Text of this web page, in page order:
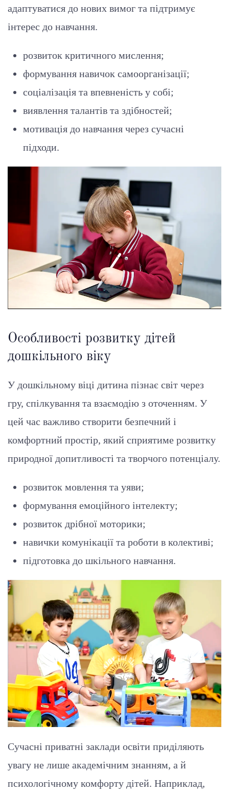
адаптуватися до нових вимог та підтримує
інтерес до навчання.
розвиток критичного мислення;
формування навичок самоорганізації;
соціалізація та впевненість у собі;
виявлення талантів та здібностей;
мотивація до навчання через сучасні
підходи.
Особливості розвитку дітей
дошкільного віку
У дошкільному віці дитина пізнає світ через
гру, спілкування та взаємодію з оточенням. У
цей час важливо створити безпечний і
комфортний простір, який сприятиме розвитку
природної допитливості та творчого потенціалу.
розвиток мовлення та уяви;
формування емоційного інтелекту;
розвиток дрібної моторики;
навички комунікації та роботи в колективі;
підготовка до шкільного навчання.
Сучасні приватні заклади освіти приділяють
увагу не лише академічним знанням, а й
психологічному комфорту дітей. Наприклад,